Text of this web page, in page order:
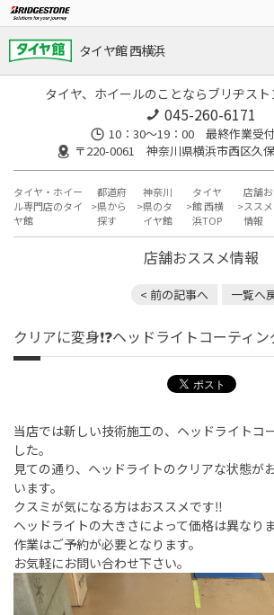
タイヤ館 西横浜
タイヤ、ホイールのことならブリヂス
045-260-6171
10：30～19：00 最終作業受
〒220-0061 神奈川県横浜市西区久
タイヤ・ホイー
ル専門店のタイ
ヤ館
都道府
県から
探す
神奈川
県のタ
イヤ館
タイヤ
館 西横
浜TOP
店舗お
ススメ
情報
店舗おススメ情報
< 前の記事へ 一覧へ
クリアに変身❗️❓ヘッドライトコーティ
当店では新しい技術施工の、ヘッドライトコ
した。
見ての通り、ヘッドライトのクリアな状態が
います。
クスミが気になる方はおススメです‼️
ヘッドライトの大きさによって価格は異なりま
作業はご予約が必要となります。
お気軽にお問い合わせ下さい。